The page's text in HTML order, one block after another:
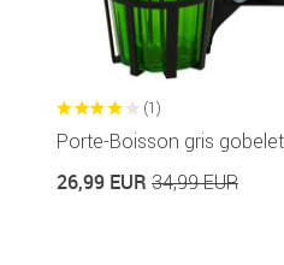
(1)
Porte-Boisson gris
26,99 EUR 34,99 EUR